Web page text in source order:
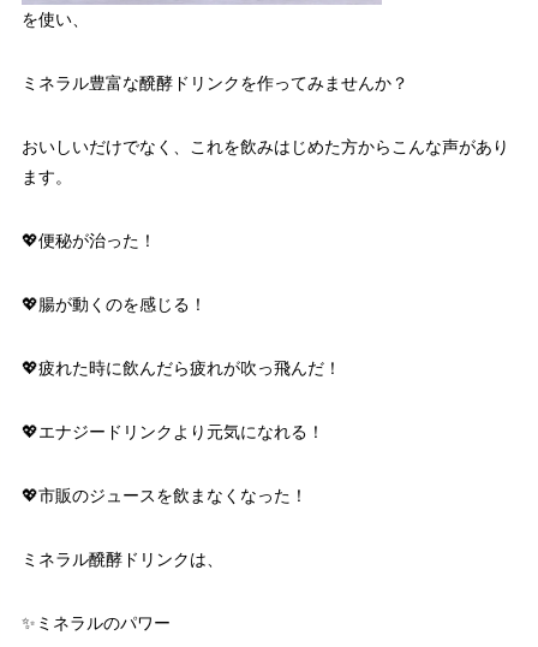
を使い、
ミネラル豊富な醗酵ドリンクを作ってみませんか？
おいしいだけでなく、これを飲みはじめた方からこんな声があり
ます。
💖便秘が治った！
💖腸が動くのを感じる！
💖疲れた時に飲んだら疲れが吹っ飛んだ！
💖エナジードリンクより元気になれる！
💖市販のジュースを飲まなくなった！
ミネラル醗酵ドリンクは、
✨ミネラルのパワー